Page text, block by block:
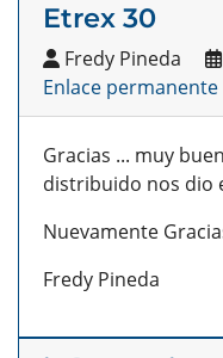
Etrex 30
Fredy Pineda
Enlace permanente
Gracias ... muy
distribuido nos dio
Nuevamente
Fredy Pineda